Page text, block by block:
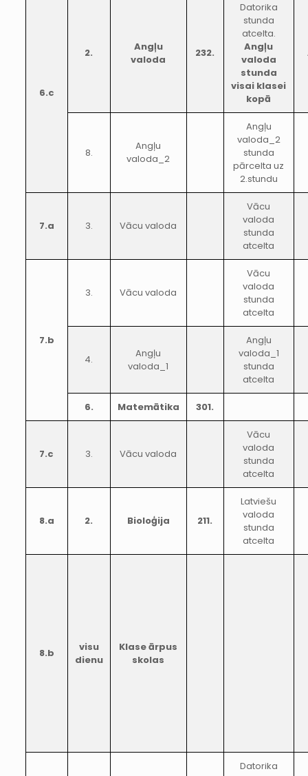
6.c
2.
Angļu
valoda
232.
Datorika
stunda
atcelta.
Angļu
valoda
stunda
visai klasei
kopā
8.
Angļu
valoda_2
Angļu
valoda_2
stunda
pārcelta uz
2.stundu
7.a 3. Vācu valoda
Vācu
valoda
stunda
atcelta
7.b
3. Vācu valoda
Vācu
valoda
stunda
atcelta
4.
Angļu
valoda_1
Angļu
valoda_1
stunda
atcelta
6. Matemātika 301.
7.c 3. Vācu valoda
Vācu
valoda
stunda
atcelta
8.a 2. Bioloģija 211.
Latviešu
valoda
stunda
atcelta
8.b
visu
dienu
Klase ārpus
skolas
Datorika